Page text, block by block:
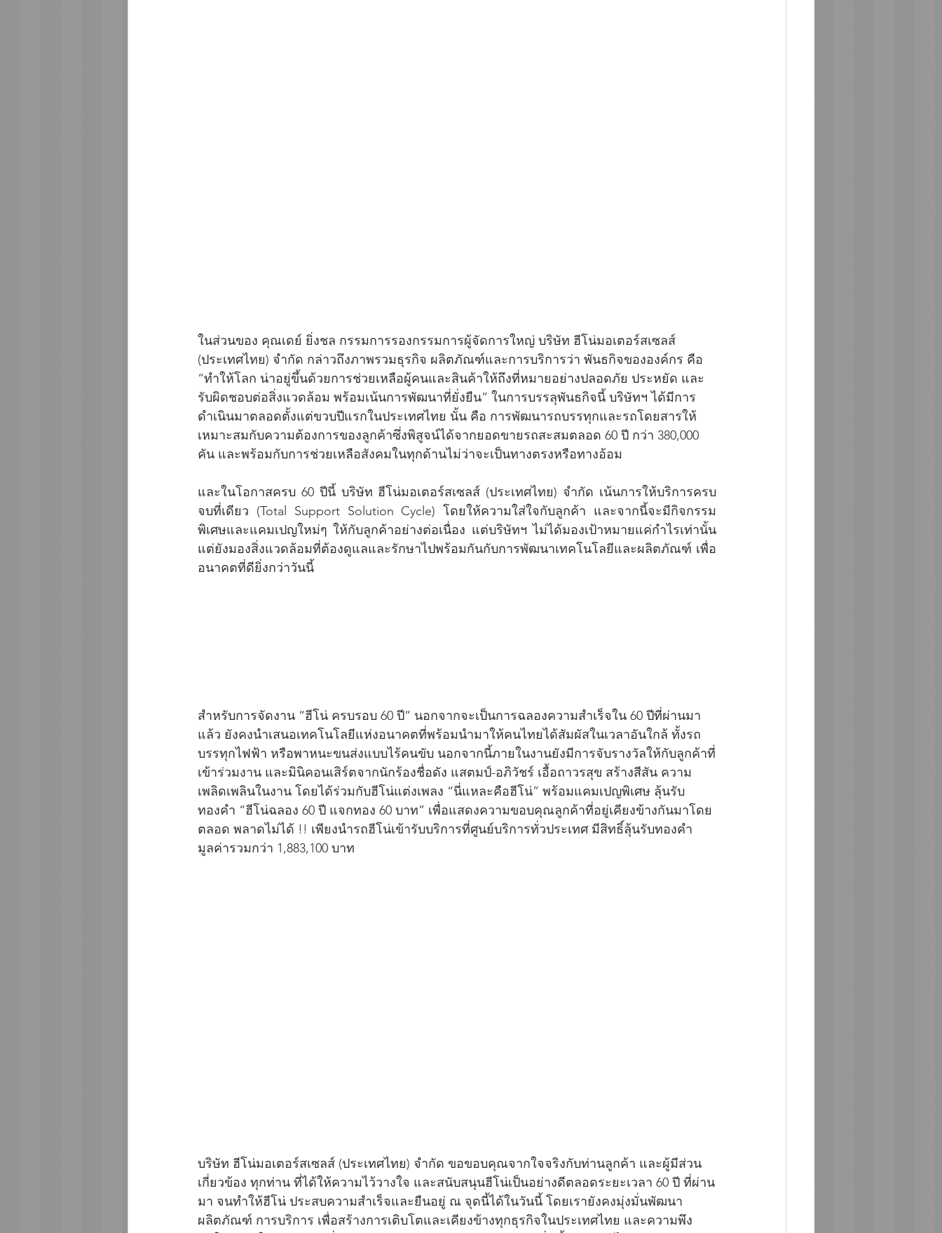
ในส่วนของ คุณเดย์ ยิ่งชล กรรมการรองกรรมการผู้จัดการใหญ่ บริษัท ฮีโน่มอเตอร์สเซลส์
(ประเทศไทย) จำกัด กล่าวถึงภาพรวมธุรกิจ ผลิตภัณฑ์และการบริการว่า พันธกิจขององค์กร คือ
“ทำให้โลก น่าอยู่ขึ้นด้วยการช่วยเหลือผู้คนและสินค้าให้ถึงที่หมายอย่างปลอดภัย ประหยัด และ
รับผิดชอบต่อสิ่งแวดล้อม พร้อมเน้นการพัฒนาที่ยั่งยืน” ในการบรรลุพันธกิจนี้ บริษัทฯ ได้มีการ
ดำเนินมาตลอดตั้งแต่ขวบปีแรกในประเทศไทย นั้น คือ การพัฒนารถบรรทุกและรถโดยสารให้
เหมาะสมกับความต้องการของลูกค้าซึ่งพิสูจน์ได้จากยอดขายรถสะสมตลอด 60 ปี กว่า 380,000
คัน และพร้อมกับการช่วยเหลือสังคมในทุกด้านไม่ว่าจะเป็นทางตรงหรือทางอ้อม
และในโอกาสครบ 60 ปีนี้ บริษัท ฮีโน่มอเตอร์สเซลส์ (ประเทศไทย) จำกัด เน้นการให้บริการครบ
จบที่เดียว (Total Support Solution Cycle) โดยให้ความใส่ใจกับลูกค้า และจากนี้จะมีกิจกรรม
พิเศษและแคมเปญใหม่ๆ ให้กับลูกค้าอย่างต่อเนื่อง แต่บริษัทฯ ไม่ได้มองเป้าหมายแค่กำไรเท่านั้น
แต่ยังมองสิ่งแวดล้อมที่ต้องดูแลและรักษาไปพร้อมกันกับการพัฒนาเทคโนโลยีและผลิตภัณฑ์ เพื่อ
อนาคตที่ดียิ่งกว่าวันนี้
สำหรับการจัดงาน “ฮีโน่ ครบรอบ 60 ปี” นอกจากจะเป็นการฉลองความสำเร็จใน 60 ปีที่ผ่านมา
แล้ว ยังคงนำเสนอเทคโนโลยีแห่งอนาคตที่พร้อมนำมาให้คนไทยได้สัมผัสในเวลาอันใกล้ ทั้งรถ
บรรทุกไฟฟ้า หรือพาหนะขนส่งแบบไร้คนขับ นอกจากนี้ภายในงานยังมีการจับรางวัลให้กับลูกค้าที่
เข้าร่วมงาน และมินิคอนเสิร์ตจากนักร้องชื่อดัง แสตมป์-อภิวัชร์ เอื้อถาวรสุข สร้างสีสัน ความ
เพลิดเพลินในงาน โดยได้ร่วมกับฮีโน่แต่งเพลง “นี่แหละคือฮีโน่” พร้อมแคมเปญพิเศษ ลุ้นรับ
ทองคำ “ฮีโน่ฉลอง 60 ปี แจกทอง 60 บาท” เพื่อแสดงความขอบคุณลูกค้าที่อยู่เคียงข้างกันมาโดย
ตลอด พลาดไม่ได้ !! เพียงนำรถฮีโน่เข้ารับบริการที่ศูนย์บริการทั่วประเทศ มีสิทธิ์ลุ้นรับทองคำ
มูลค่ารวมกว่า 1,883,100 บาท
บริษัท ฮีโน่มอเตอร์สเซลส์ (ประเทศไทย) จำกัด ขอขอบคุณจากใจจริงกับท่านลูกค้า และผู้มีส่วน
เกี่ยวข้อง ทุกท่าน ที่ได้ให้ความไว้วางใจ และสนับสนุนฮีโน่เป็นอย่างดีตลอดระยะเวลา 60 ปี ที่ผ่าน
มา จนทำให้ฮีโน่ ประสบความสำเร็จและยืนอยู่ ณ จุดนี้ได้ในวันนี้ โดยเรายังคงมุ่งมั่นพัฒนา
ผลิตภัณฑ์ การบริการ เพื่อสร้างการเติบโตและเคียงข้างทุกธุรกิจในประเทศไทย และความพึง